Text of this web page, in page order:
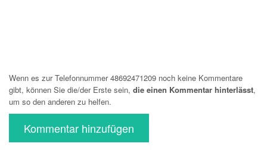
Wenn es zur Telefonnummer 48692471209 noch keine Kommentare
gibt, können Sie die/der Erste sein, die einen Kommentar hinterlässt,
um so den anderen zu helfen.
Kommentar hinzufügen